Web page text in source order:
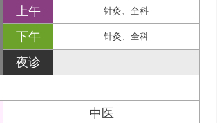
上午 针灸、全科
下午 针灸、全科
夜诊
中医